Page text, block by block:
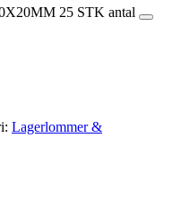
25 STK antal
Lagerlommer &